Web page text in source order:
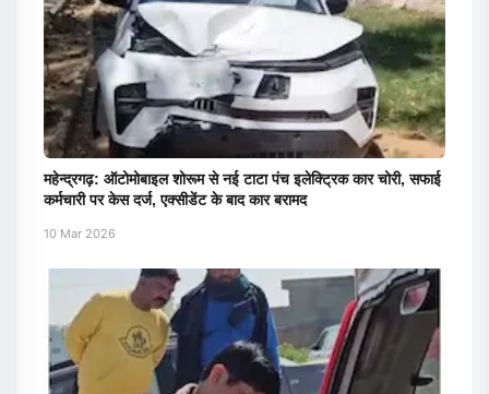
महेन्द्रगढ़: ऑटोमोबाइल शोरूम से नई टाटा पंच इलेक्ट्रिक कार चोरी, सफाई
कर्मचारी पर केस दर्ज, एक्सीडेंट के बाद कार बरामद
10 Mar 2026